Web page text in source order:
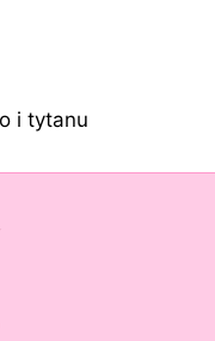
i tytanu